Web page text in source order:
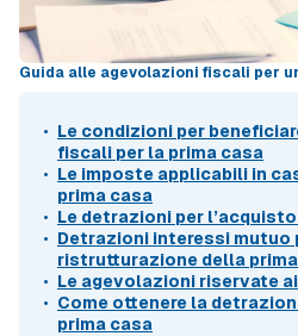
Guida alle agevolazioni fiscali per
Le condizioni per
fiscali per la prima casa
Le imposte applicabili in
prima casa
Le detrazioni per
Detrazioni interessi mutuo
ristrutturazione della
Le agevolazioni riservate
Come ottenere la
prima casa